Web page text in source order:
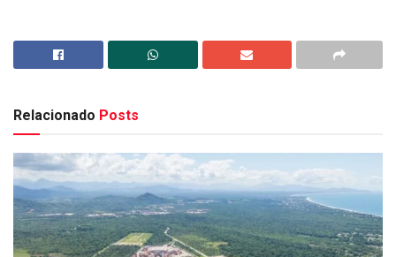
Relacionado Posts